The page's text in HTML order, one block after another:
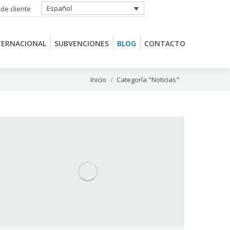
cliente Español
SUBVENCIONES BLOG CONTACTO
Estás aquí:
Inicio Categoría "Noticias"